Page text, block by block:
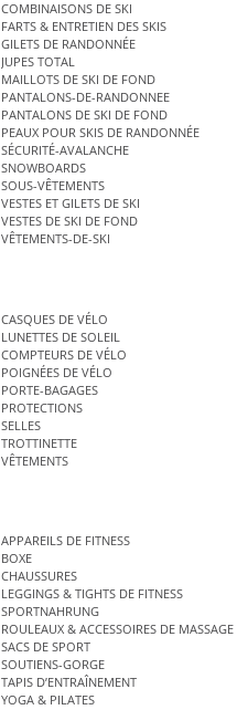
COMBINAISONS DE SKI
FARTS & ENTRETIEN DES SKIS
GILETS DE RANDONNÉE
JUPES TOTAL
MAILLOTS DE SKI DE FOND
PANTALONS-DE-RANDONNEE
PANTALONS DE SKI DE FOND
PEAUX POUR SKIS DE RANDONNÉE
SÉCURITÉ-AVALANCHE
SNOWBOARDS
SOUS-VÊTEMENTS
VESTES ET GILETS DE SKI
VESTES DE SKI DE FOND
VÊTEMENTS-DE-SKI
CASQUES DE VÉLO
LUNETTES DE SOLEIL
COMPTEURS DE VÉLO
POIGNÉES DE VÉLO
PORTE-BAGAGES
PROTECTIONS
SELLES
TROTTINETTE
VÊTEMENTS
APPAREILS DE FITNESS
BOXE
CHAUSSURES
LEGGINGS & TIGHTS DE FITNESS
SPORTNAHRUNG
ROULEAUX & ACCESSOIRES DE MASSAGE
SACS DE SPORT
SOUTIENS-GORGE
TAPIS D’ENTRAÎNEMENT
YOGA & PILATES